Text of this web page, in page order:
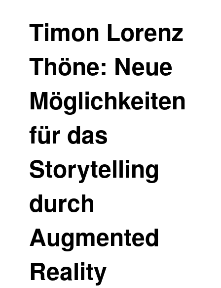
Timon Lorenz
Thöne: Neue
Möglichkeiten
für das
Storytelling
durch
Augmented
Reality